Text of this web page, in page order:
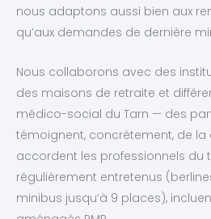
nous adaptons aussi bien aux
qu’aux demandes de dernière
Nous collaborons avec des
des maisons de retraite et
médico-social du Tarn — des
témoignent, concrètement, de
accordent les professionnels du
régulièrement entretenus
minibus jusqu’à 9 places),